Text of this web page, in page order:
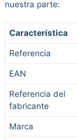
nuestra parte:
Característica
Referencia
EAN
Referencia del
fabricante
Marca